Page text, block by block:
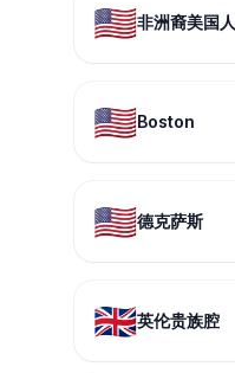
🇺🇸非洲裔美国人
🇺🇸Boston
🇺🇸德克萨斯
🇬🇧英伦贵族腔